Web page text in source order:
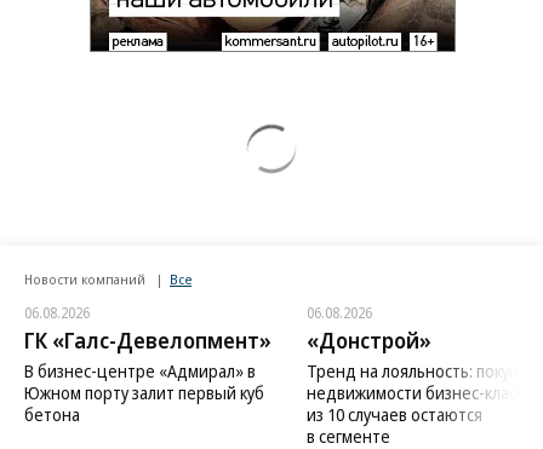
Новости компаний Все
06.08.2026
ГК «Галс-Девелопмент»
В бизнес-центре «Адмирал» в
Южном порту залит первый куб
бетона
06.08.2026
«Донстрой»
Тренд на лояльность:
недвижимости бизнес-класса
из 10 случаев остаются
в сегменте